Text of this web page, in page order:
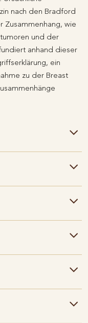
nach den Bradford
Zusammenhang, wie
und der
anhand dieser
ein
zu der Breast